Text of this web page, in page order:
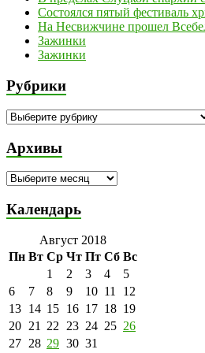
Состоялся пятый фестиваль
На Несвижчине прошел
Зажинки
Зажинки
Рубрики
Рубрики
Архивы
Архивы
Календарь
Август 2018
Пн Вт Ср Чт Пт Сб Вс
1
2 3 4
5
6
7 8 9 10 11
12
13 14 15 16 17 18 19
20 21 22 23 24 25 26
27 28 29 30 31